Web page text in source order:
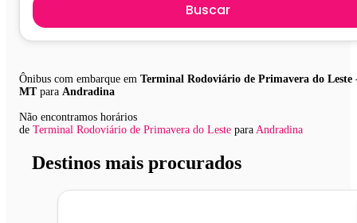
Buscar
Ônibus com embarque em Terminal Rodoviário de Primavera do Leste
MTpara Andradina
Não encontramos horários
de Terminal Rodoviário de Primavera do Leste para Andradina
Destinos mais procurados